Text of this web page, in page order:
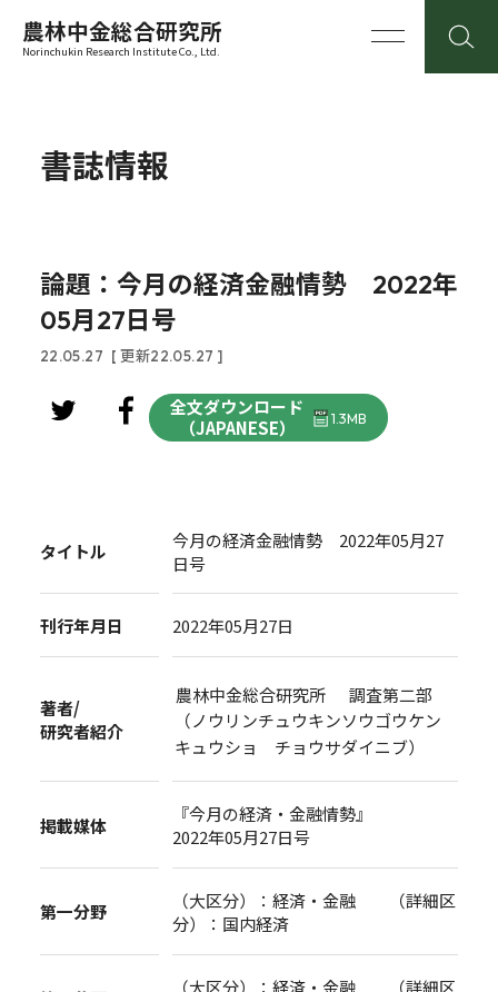
農林中金総合研究所
Norinchukin Research Institute Co., Ltd.
書誌情報
論題：今月の経済金融情勢 2022年
05月27日号
22.05.27 [ 更新22.05.27 ]
全文ダウンロード
（JAPANESE）
1.3MB
タイトル
今月の経済金融情勢 2022年05月27
日号
刊行年月日 2022年05月27日
著者/
研究者紹介
農林中金総合研究所 調査第二部
（ノウリンチュウキンソウゴウケン
キュウショ チョウサダイニブ）
掲載媒体
『今月の経済・金融情勢』
2022年05月27日号
第一分野
（大区分）：経済・金融 （詳細区
分）：国内経済
（大区分）：経済・金融 （詳細区